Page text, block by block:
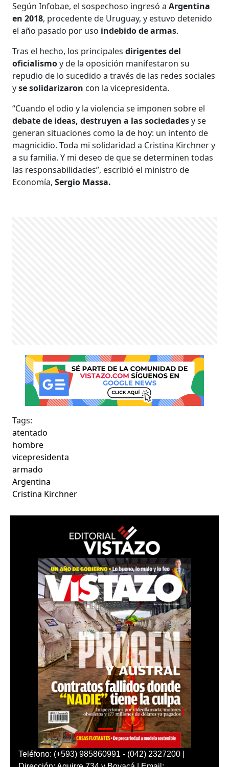
Según Infobae, el sospechoso ingresó a Argentina
en 2018, procedente de Uruguay, y estuvo detenido
el año pasado por uso indebido de armas.
Tras el hecho, los principales dirigentes del
oficialismoy de la oposición manifestaron su
repudio de lo sucedido a través de las redes sociales
yse solidarizaron con la vicepresidenta.
“Cuando el odio y la violencia se imponen sobre el
debate de ideas, destruyen a las sociedadesy se
generan situaciones como la de hoy: un intento de
magnicidio. Toda mi solidaridad a Cristina Kirchner y
a su familia. Y mi deseo de que se determinen todas
las responsabilidades”, escribió el ministro de
Economía,Sergio Massa.
Tags:
atentado
hombre
vicepresidenta
armado
Argentina
Cristina Kirchner
Teléfono: (+593) 985860991 - (042) 2327200 |